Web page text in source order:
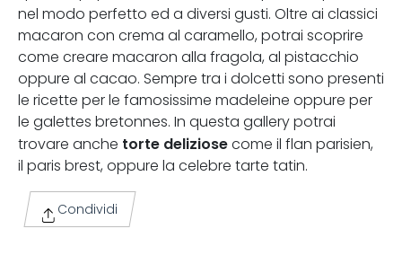
nel modo perfetto ed a diversi gusti. Oltre ai classici
macaron con crema al caramello, potrai scoprire
come creare macaron alla fragola, al pistacchio
oppure al cacao. Sempre tra i dolcetti sono presenti
le ricette per le famosissime madeleine oppure per
le galettes bretonnes. In questa gallery potrai
trovare anche torte deliziose come il flan parisien,
il paris brest, oppure la celebre tarte tatin.
Condividi